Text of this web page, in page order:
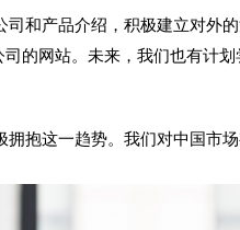
和产品介绍，积极建立对外
的网站。未来，我们也有计
抱这一趋势。我们对中国市